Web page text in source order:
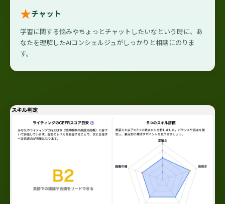
★チャット
学習に関する悩みやちょっとチャットしたいなという時に、あ
なたを理解したAIコンシェルジュがしっかりと相談にのりま
す。